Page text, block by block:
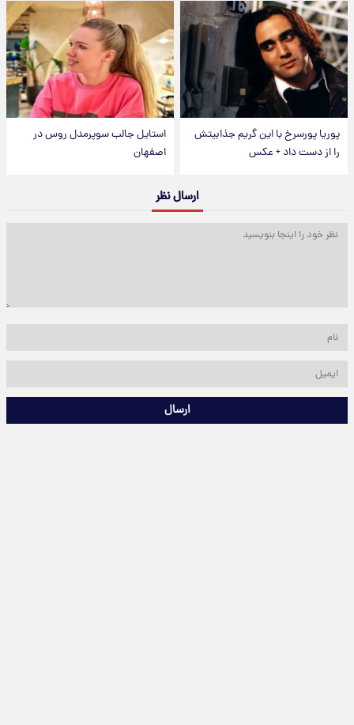
پوریا پورسرخ با این گریم جذابیتش
را از دست داد + عکس
استایل جالب سوپرمدل روس در
اصفهان
ارسال نظر
ارسال